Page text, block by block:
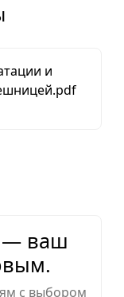
и
— ваш
с выбором